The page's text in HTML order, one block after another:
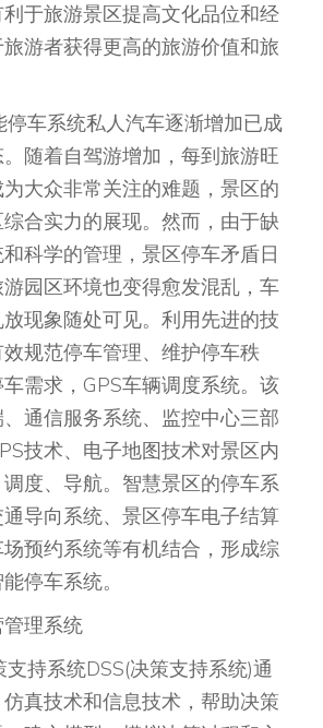
于旅游景区提高文化品位和经
游者获得更高的旅游价值和旅
停车系统私人汽车逐渐增加已成
随着自驾游增加，每到旅游旺
大众非常关注的难题，景区的
合实力的展现。然而，由于缺
科学的管理，景区停车矛盾日
园区环境也变得愈发混乱，车
现象随处可见。利用先进的技
规范停车管理、维护停车秩
需求，GPS车辆调度系统。该
通信服务系统、监控中心三部
技术、电子地图技术对景区内
度、导航。智慧景区的停车系
导向系统、景区停车电子结算
预约系统等有机结合，形成综
停车系统。
理系统
支持系统DSS(决策支持系统)通
真技术和信息技术，帮助决策